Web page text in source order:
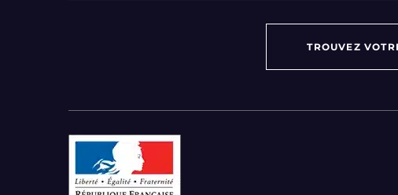
TROUVEZ
Par région :
Auvergne-Rhône-Alpes